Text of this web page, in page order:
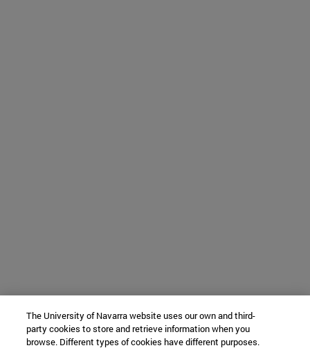
The University of Navarra website uses our own and third-
party cookies to store and retrieve information when you
browse. Different types of cookies have different purposes.